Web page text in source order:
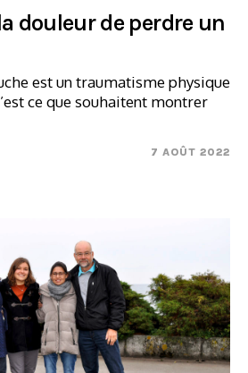
douleur de perdre un
est un traumatisme physique
ce que souhaitent montrer
7 AOÛT 2022